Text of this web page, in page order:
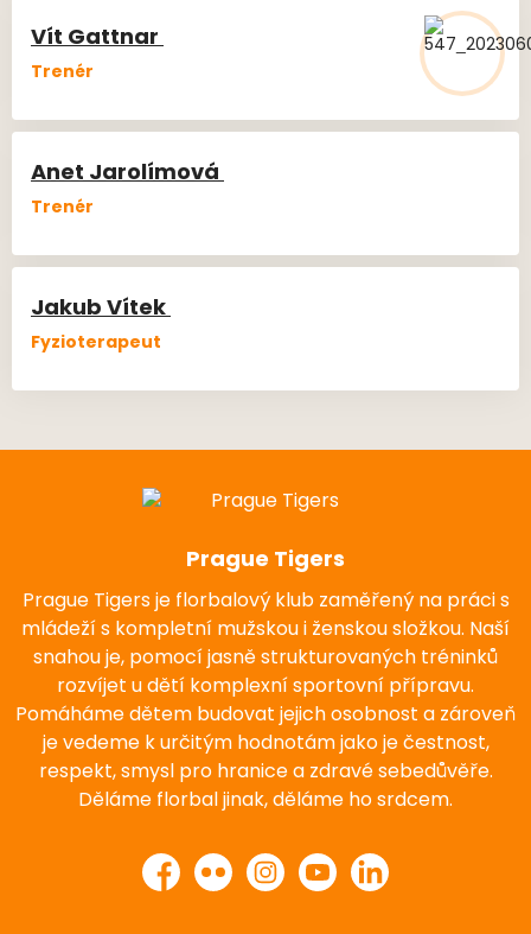
VítGattnar
Trenér
AnetJarolímová
Trenér
JakubVítek
Fyzioterapeut
Prague Tigers
Prague Tigers je florbalový klub zaměřený na práci s
mládeží s kompletní mužskou i ženskou složkou. Naší
snahou je, pomocí jasně strukturovaných tréninků
rozvíjet u dětí komplexní sportovní přípravu.
Pomáháme dětem budovat jejich osobnost a zároveň
je vedeme k určitým hodnotám jako je čestnost,
respekt, smysl pro hranice a zdravé sebedůvěře.
Děláme florbal jinak, děláme ho srdcem.
Facebook
Flickr InstagramYouTubeLinkedIn